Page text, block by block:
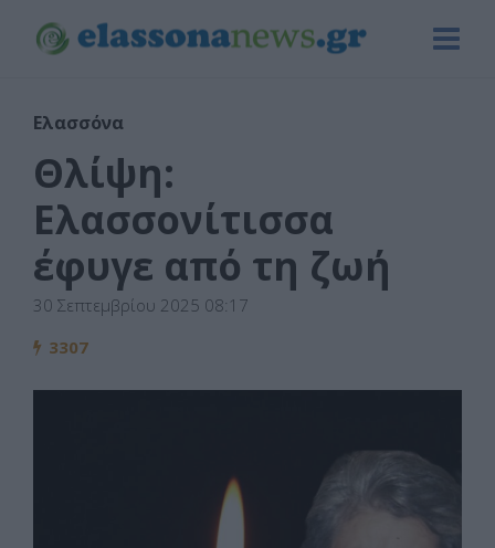
Ελασσόνα
Θλίψη:
Ελασσονίτισσα
έφυγε από τη ζωή
30 Σεπτεμβρίου 2025 08:17
3307